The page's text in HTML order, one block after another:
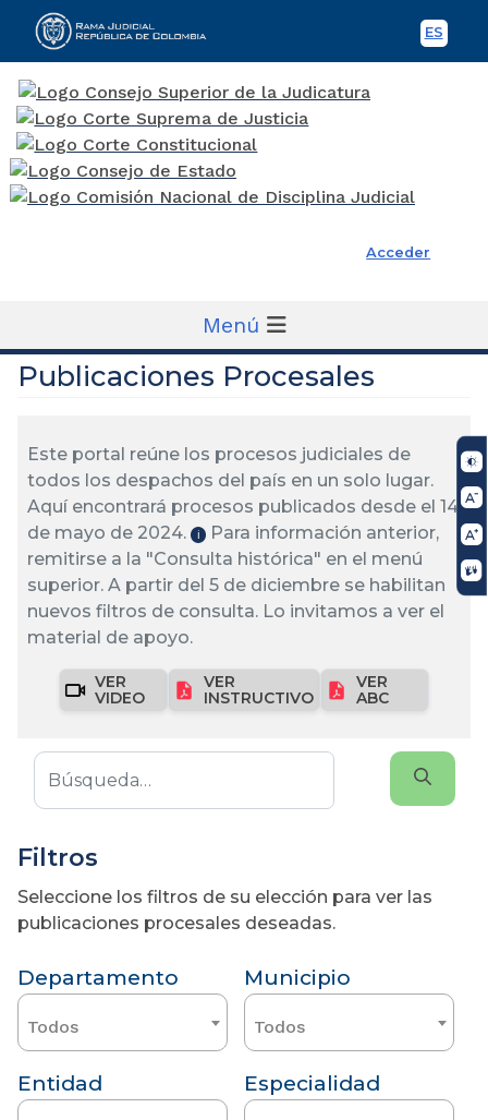
ES
Rama Judicial
Acceder
Menú
Publicaciones Procesales
Este portal reúne los procesos judiciales de
todos los despachos del país en un solo lugar.
Aquí encontrará procesos publicados desde el 14
de mayo de 2024.
ℹ️
Para información anterior,
remitirse a la "Consulta histórica" en el menú
superior. A partir del 5 de diciembre se habilitan
nuevos filtros de consulta. Lo invitamos a ver el
material de apoyo.
VER
VIDEO
VER
INSTRUCTIVO
VER
ABC
Filtros
Seleccione los filtros de su elección para ver las
publicaciones procesales deseadas.
Departamento
Todos
Municipio
Todos
Entidad Especialidad